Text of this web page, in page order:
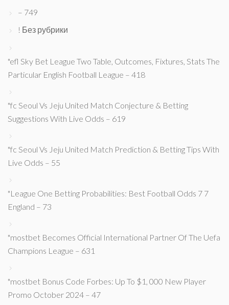
– 749
! Без рубрики
"efl Sky Bet League Two Table, Outcomes, Fixtures, Stats The
Particular English Football League – 418
"fc Seoul Vs Jeju United Match Conjecture & Betting
Suggestions With Live Odds – 619
"fc Seoul Vs Jeju United Match Prediction & Betting Tips With
Live Odds – 55
"League One Betting Probabilities: Best Football Odds 7 7
England – 73
"mostbet Becomes Official International Partner Of The Uefa
Champions League – 631
"mostbet Bonus Code Forbes: Up To $1, 000 New Player
Promo October 2024 – 47